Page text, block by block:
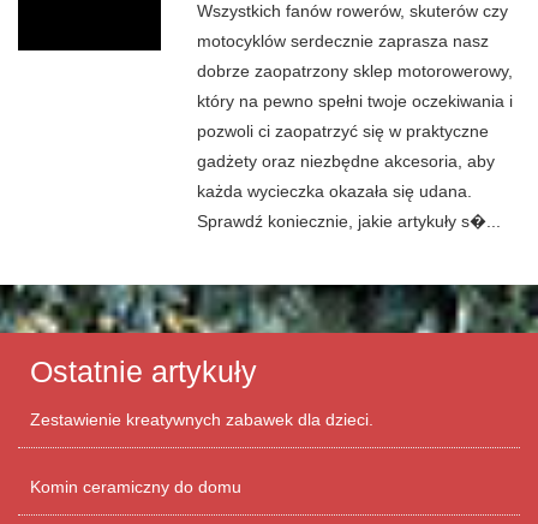
Wszystkich fanów rowerów, skuterów czy
motocyklów serdecznie zaprasza nasz
dobrze zaopatrzony sklep motorowerowy,
który na pewno spełni twoje oczekiwania i
pozwoli ci zaopatrzyć się w praktyczne
gadżety oraz niezbędne akcesoria, aby
każda wycieczka okazała się udana.
Sprawdź koniecznie, jakie artykuły s�...
Ostatnie artykuły
Zestawienie kreatywnych zabawek dla dzieci.
Komin ceramiczny do domu